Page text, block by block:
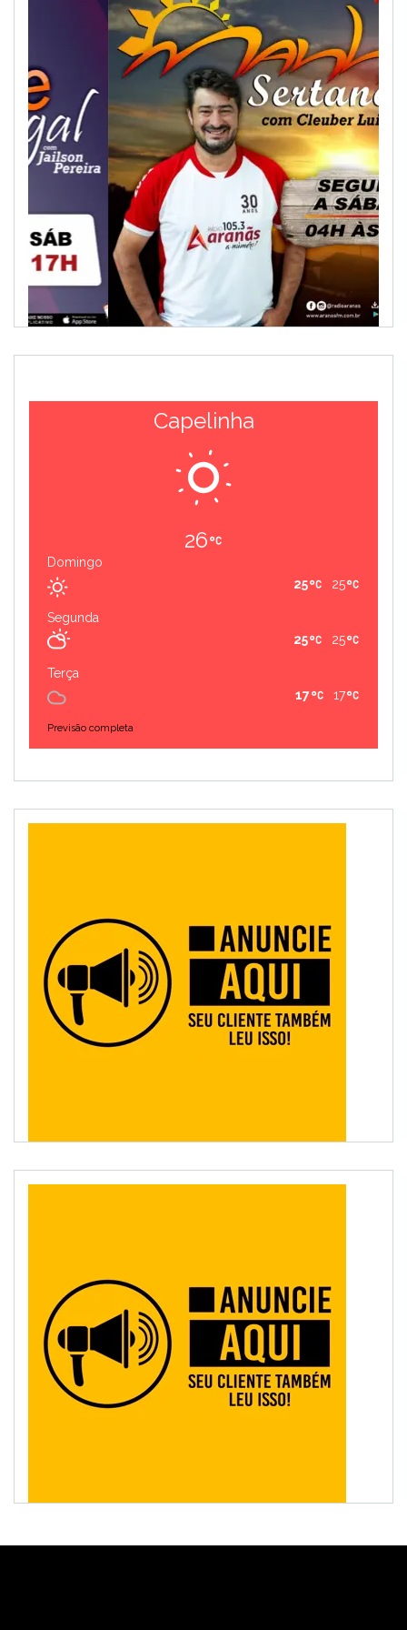
Capelinha
26
Domingo
25
25
Segunda
25
25
Terça
17
17
Previsão completa